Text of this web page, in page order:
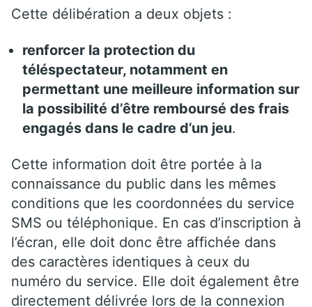
Cette délibération a deux objets :
renforcer la protection du
téléspectateur, notamment en
permettant une meilleure information sur
la possibilité d’être remboursé des frais
engagés dans le cadre d’un jeu.
Cette information doit être portée à la
connaissance du public dans les mêmes
conditions que les coordonnées du service
SMS ou téléphonique. En cas d’inscription à
l’écran, elle doit donc être affichée dans
des caractères identiques à ceux du
numéro du service. Elle doit également être
directement délivrée lors de la connexion